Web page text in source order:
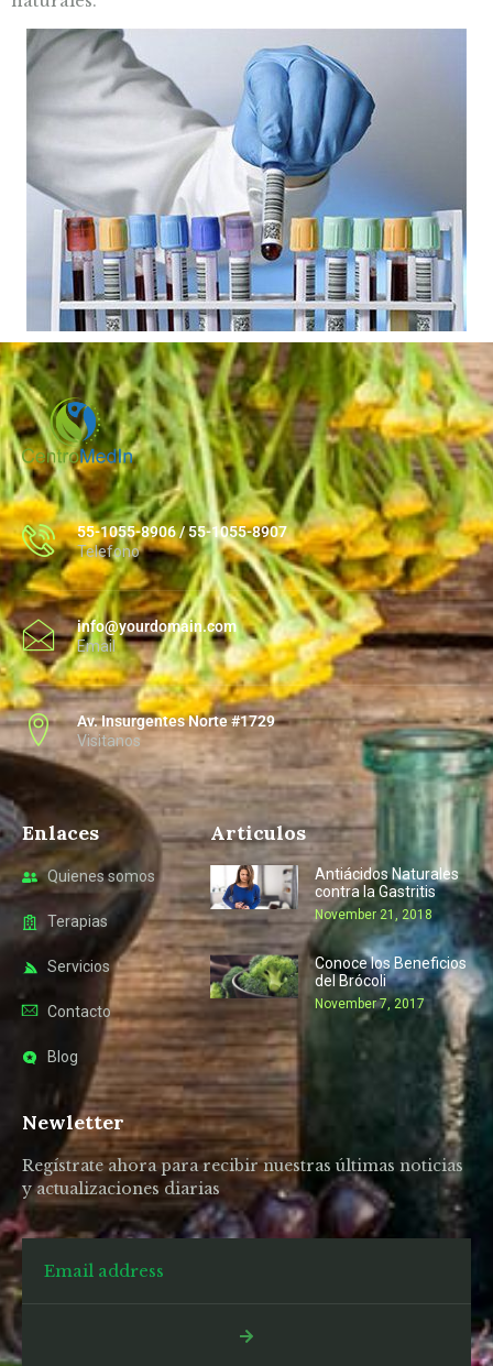
55-1055-8906 / 55-1055-8907
Telefono
info@yourdomain.com
Email
Av. Insurgentes Norte #1729
Visitanos
Enlaces
Quienes somos
Terapias
Servicios
Contacto
Blog
Articulos
Antiácidos Naturales
contra la Gastritis
November 21, 2018
Conoce los Beneficios
del Brócoli
November 7, 2017
Newletter
Regístrate ahora para recibir nuestras últimas noticias
y actualizaciones diarias